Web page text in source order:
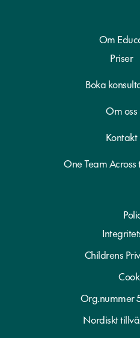
Om
Priser
Boka
Om oss
Kontakt
One Team
Childrens
Org.nummer
Nordiskt